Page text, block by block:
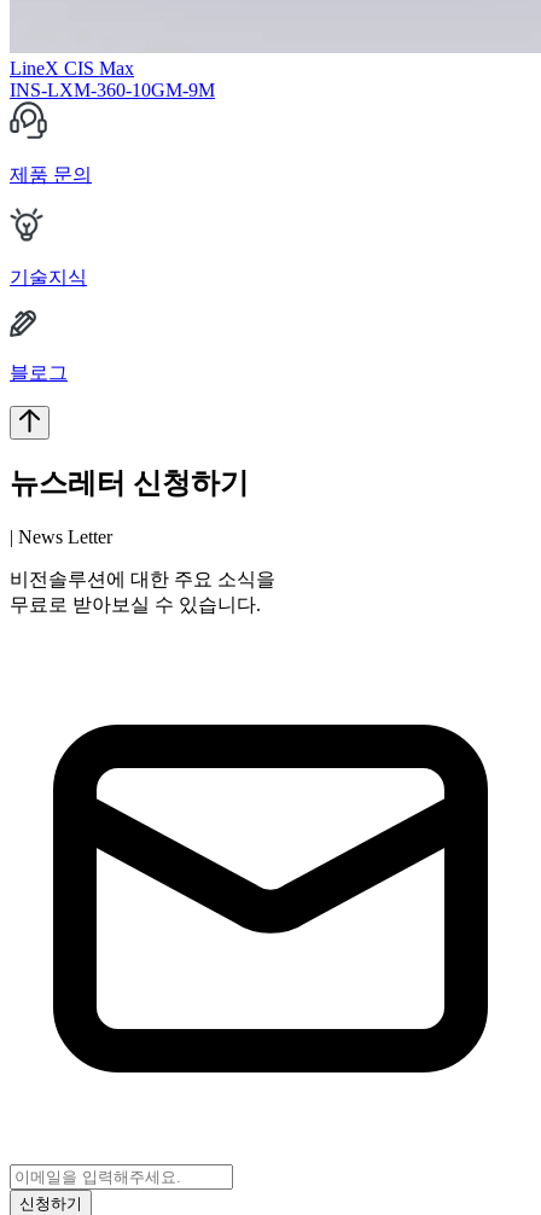
LineX CIS Max
INS-LXM-360-10GM-9M
제품 문의
기술지식
블로그
뉴스레터 신청하기
| News Letter
비전솔루션에 대한 주요 소식을
무료로 받아보실 수 있습니다.
신청하기